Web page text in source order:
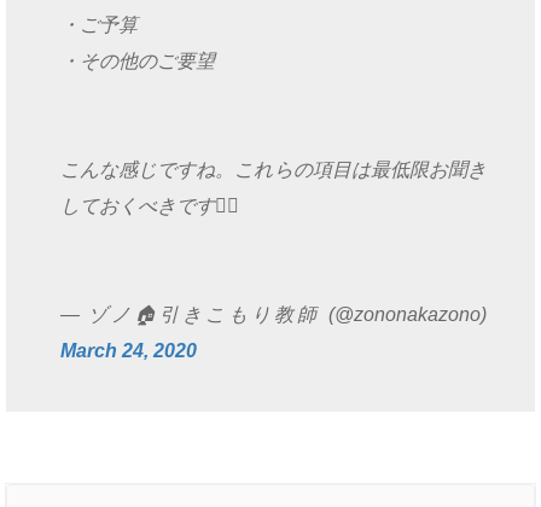
・ご予算
・その他のご要望
こんな感じですね。これらの項目は最低限お聞き
しておくべきです🙆‍♂️
— ゾノ🏠引きこもり教師 (@zononakazono)
March 24, 2020